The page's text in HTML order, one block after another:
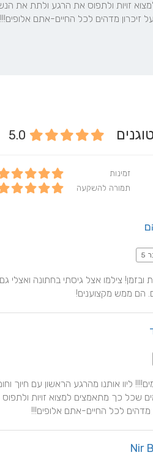
זיכרון מדהים לכל החיים-אתם אלופים!!!
5.0
זמינות
תמורה להשקעה
5
הם ממש מקצוענים!
מדהים לכל החיים-אתם אלופים!!!